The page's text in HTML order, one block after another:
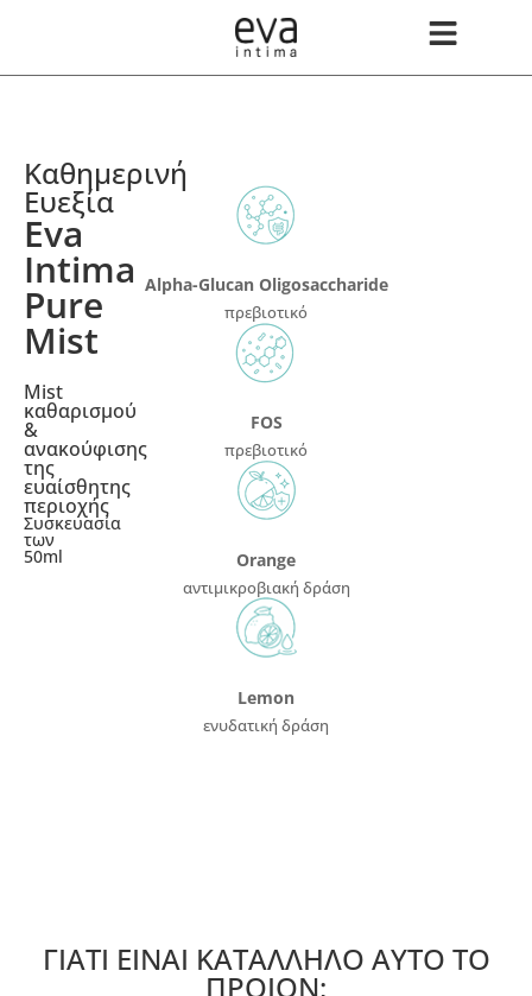
Καθημερινή
Ευεξία
Eva
Intima
Pure
Mist
Mist
καθαρισμού
&
ανακούφισης
της
ευαίσθητης
περιοχής
Συσκευασία
των
50ml
Alpha-Glucan Oligosaccharide
πρεβιοτικό
FOS
πρεβιοτικό
Orange
αντιμικροβιακή δράση
Lemon
ενυδατική δράση
ΓΙΑΤΙ ΕΙΝΑΙ ΚΑΤΑΛΛΗΛΟ ΑΥΤΟ ΤΟ
ΠΡΟIΟΝ;